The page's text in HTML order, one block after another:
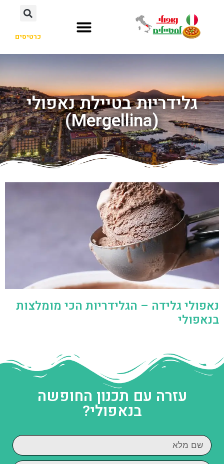
כרטיסים
גלידריות בטיילת נאפולי
(Mergellina)
נאפולי גלידה – הגלידריות הכי מומלצות
בנאפולי
עזרה עם תכנון החופשה
בנאפולי?